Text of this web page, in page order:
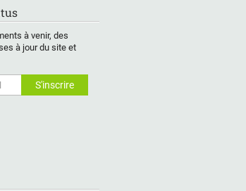
à venir, des
à jour du site et